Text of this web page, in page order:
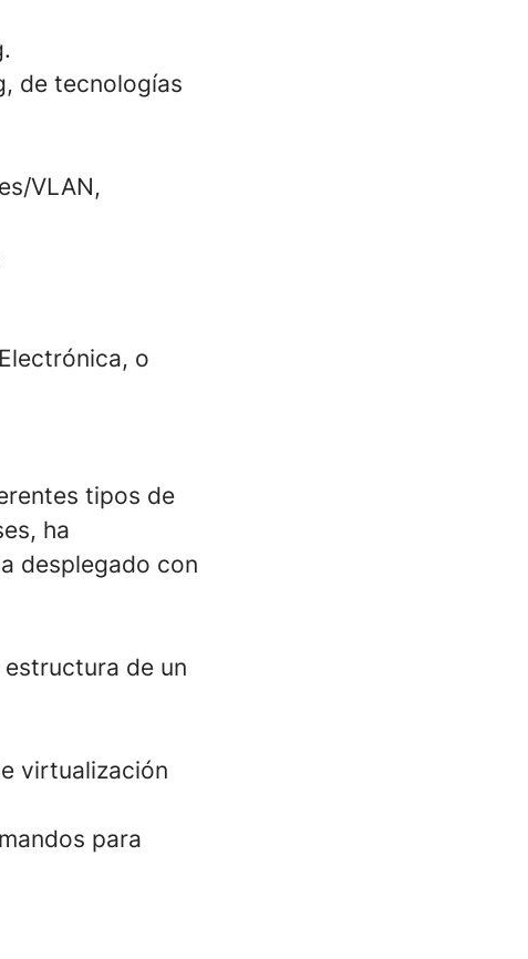
de tecnologías
VLAN,
o
tipos de
ha
desplegado con
de un
virtualización
para